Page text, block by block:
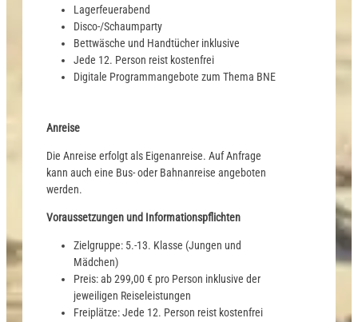
Lagerfeuerabend
Disco-/Schaumparty
Bettwäsche und Handtücher inklusive
Jede 12. Person reist kostenfrei
Digitale Programmangebote zum Thema BNE
Anreise
Die Anreise erfolgt als Eigenanreise. Auf Anfrage
kann auch eine Bus- oder Bahnanreise angeboten
werden.
Voraussetzungen und Informationspflichten
Zielgruppe: 5.-13. Klasse (Jungen und
Mädchen)
Preis: ab 299,00 € pro Person inklusive der
jeweiligen Reiseleistungen
Freiplätze: Jede 12. Person reist kostenfrei